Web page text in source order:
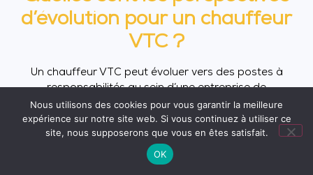
d’évolution pour un chauffeur
VTC ?
Un chauffeur VTC peut évoluer vers des postes à
responsabilités au sein d’une entreprise de
transport, comme chef de flotte ou responsable
d’exploitation. Il peut également créer sa propre
entreprise de VTC.
Quelles sont les assurances
Nous utilisons des cookies pour vous garantir la meilleure
expérience sur notre site web. Si vous continuez à utiliser ce
site, nous supposerons que vous en êtes satisfait.
OK